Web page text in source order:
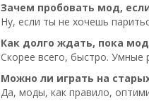
Зачем пробовать мод,
Ну, если ты не хочешь
Как долго ждать, пока
Скорее всего, быстро. Умные
Можно ли играть на
Да, моды, как правило,